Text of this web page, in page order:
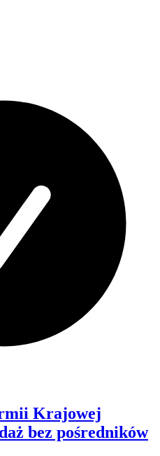
Krajowej
bez pośredników